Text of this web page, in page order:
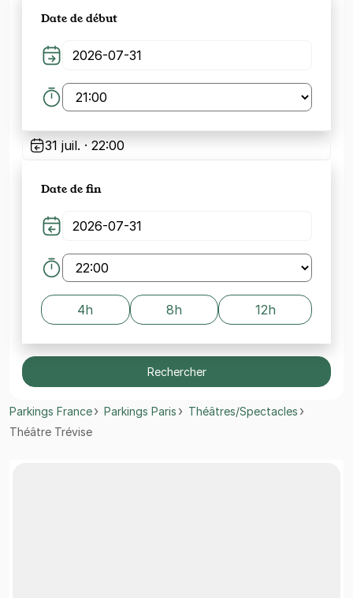
Date de début
31 juil. · 22:00
Date de fin
4h 8h 12h
Rechercher
Parkings France Parkings Paris
Théâtres/Spectacles
Théâtre Trévise